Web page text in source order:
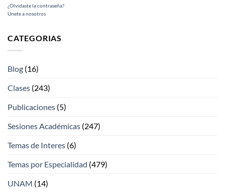
¿Olvidaste la contraseña?
Únete a nosotros
CATEGORIAS
Blog (16)
Clases (243)
Publicaciones (5)
Sesiones Académicas (247)
Temas de Interes (6)
Temas por Especialidad (479)
UNAM (14)